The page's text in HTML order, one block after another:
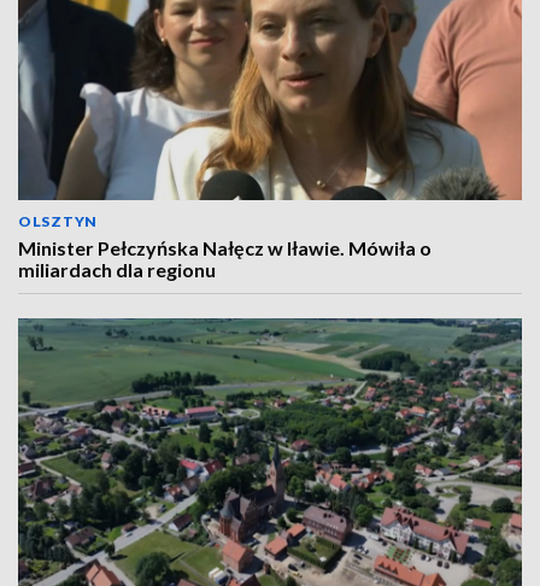
OLSZTYN
Minister Pełczyńska Nałęcz w Iławie. Mówiła o
miliardach dla regionu